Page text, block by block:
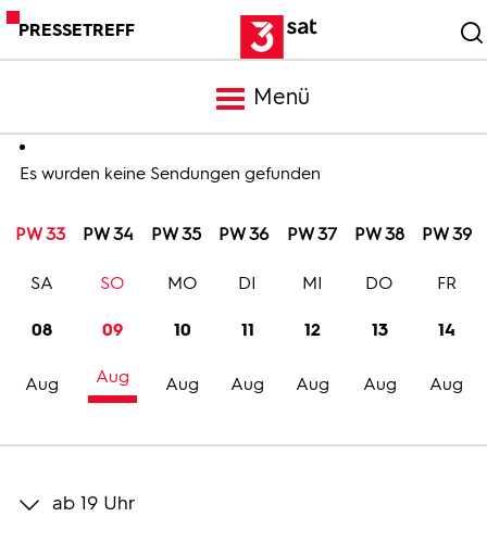
PRESSETREFF
Menü
Meldungen
Programm
Trailer
Bilder
Es wurden keine Sendungen gefunden
PW 33 PW 34 PW 35 PW 36 PW 37 PW 38 PW 39
08
Aug
SA
09
Aug
SO
10
Aug
MO
11
Aug
DI
12
Aug
MI
13
Aug
DO
14
Aug
FR
ab 19 Uhr